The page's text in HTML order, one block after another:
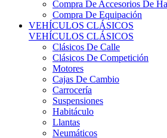
Compra De Accesorios De
Compra De Equipación
VEHÍCULOS CLÁSICOS
VEHÍCULOS CLÁSICOS
Clásicos De Calle
Clásicos De Competición
Motores
Cajas De Cambio
Carrocería
Suspensiones
Habitáculo
Llantas
Neumáticos